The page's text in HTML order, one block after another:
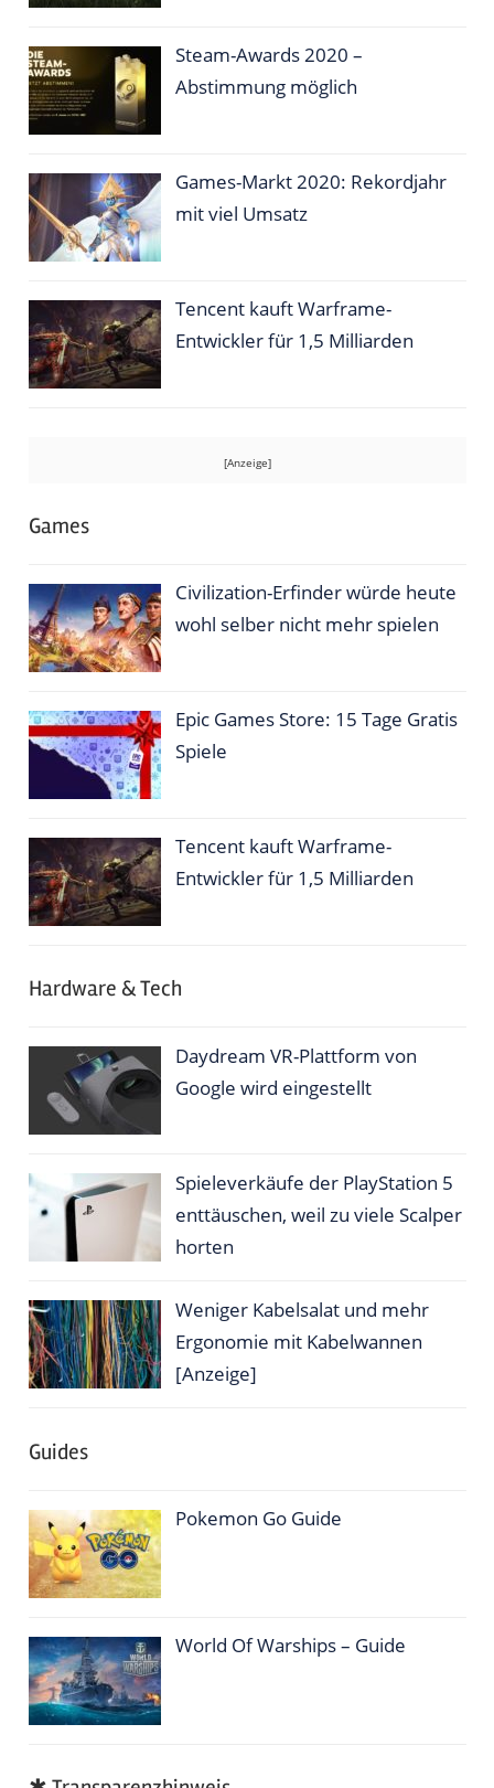
Steam-Awards 2020 –
Abstimmung möglich
Games-Markt 2020: Rekordjahr
mit viel Umsatz
Tencent kauft Warframe-
Entwickler für 1,5 Milliarden
Games
Civilization-Erfinder würde heute
wohl selber nicht mehr spielen
Epic Games Store: 15 Tage Gratis
Spiele
Tencent kauft Warframe-
Entwickler für 1,5 Milliarden
Hardware & Tech
Daydream VR-Plattform von
Google wird eingestellt
Spieleverkäufe der PlayStation 5
enttäuschen, weil zu viele Scalper
horten
Weniger Kabelsalat und mehr
Ergonomie mit Kabelwannen
[Anzeige]
Guides
Pokemon Go Guide
World Of Warships – Guide